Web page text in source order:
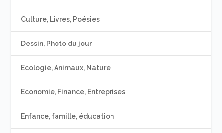
Culture, Livres, Poésies
Dessin, Photo du jour
Ecologie, Animaux, Nature
Economie, Finance, Entreprises
Enfance, famille, éducation